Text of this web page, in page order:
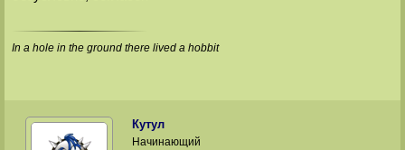
In a hole in the ground there lived a hobbit
Кутул
Начинающий